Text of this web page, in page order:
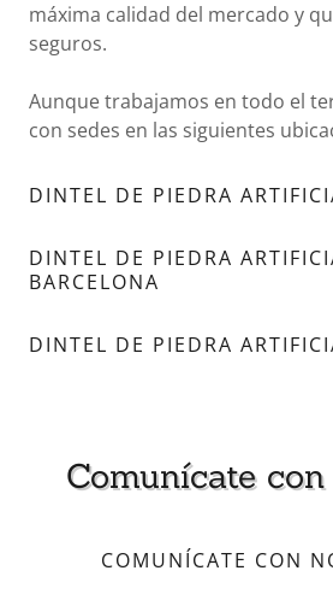
máxima calidad del mercado y
seguros.
Aunque trabajamos en todo el
con sedes en las siguientes
DINTEL DE PIEDRA
DINTEL DE PIEDRA
BARCELONA
DINTEL DE PIEDRA
Comunícate
COMUNÍCATE CON